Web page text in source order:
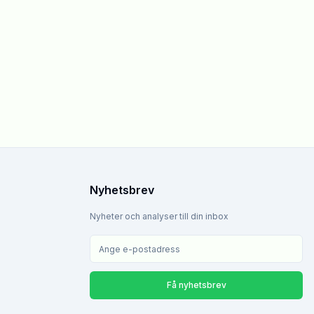
Nyhetsbrev
Nyheter och analyser till din inbox
Få nyhetsbrev